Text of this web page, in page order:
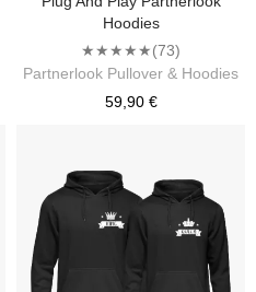
Hoodies
★★★★★(73)
Partnerlook Pullover & Hoodies
59,90 €